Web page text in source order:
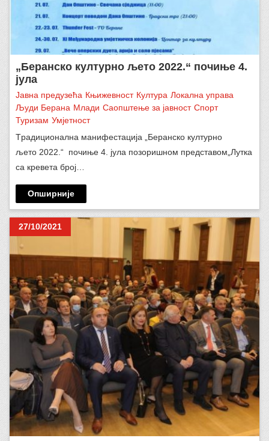
„Беранско културно љето 2022.“ почиње 4.
јула
Јавна предузећа Књижевност Култура Локална управа
Људи Берана Млади Саопштење за јавност Спорт
Туризам Умјетност
Tрадиционална манифестација „Беранско културно
љето 2022.“ почиње 4. јула позоришном представом„Лутка
са кревета број…
Опширније
27/10/2021